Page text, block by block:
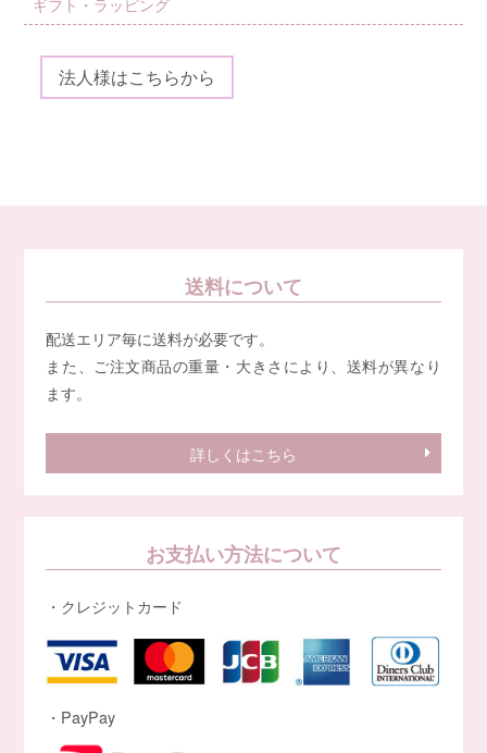
ギフト・ラッピング
法人様はこちらから
送料について
配送エリア毎に送料が必要です。
また、ご注文商品の重量・大きさにより、送料が異なり
ます。
詳しくはこちら
お支払い方法について
・クレジットカード
・PayPay